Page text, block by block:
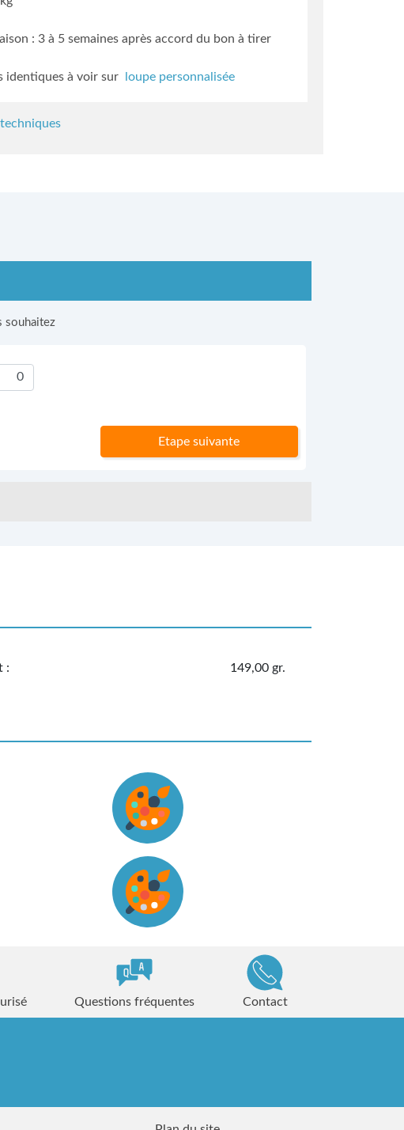
: 3 à 5 semaines après accord du bon à tirer
identiques à voir sur loupe personnalisée
souhaitez
Etape suivante
: 149,00 gr.
Questions fréquentes Contact